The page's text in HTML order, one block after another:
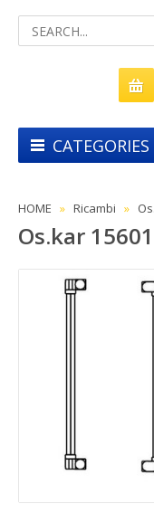
CATEGORIES
HOME Ricambi
Os.kar